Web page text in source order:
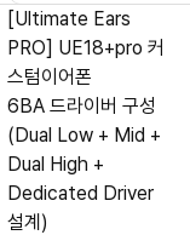
[Ultimate Ears
PRO] UE18+pro 커
스텀이어폰
6BA 드라이버 구성
(Dual Low + Mid +
Dual High +
Dedicated Driver
설계)